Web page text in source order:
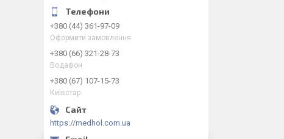
+380 (44) 361-97-09
Оформити замовлення
+380 (66) 321-28-73
Водафон
+380 (67) 107-15-73
Київстар
https://medhol.com.ua